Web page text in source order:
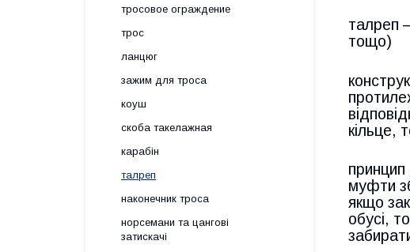
талреп
тощо)
кільце,
принцип
муфти
якщо
обусі,
тросовое ограждение
трос
ланцюг
зажим для троса
коуш
скоба такелажная
карабін
талреп
наконечник троса
норсемани та цангові
затискачі